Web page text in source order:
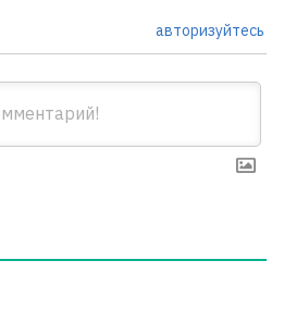
авторизуйтесь